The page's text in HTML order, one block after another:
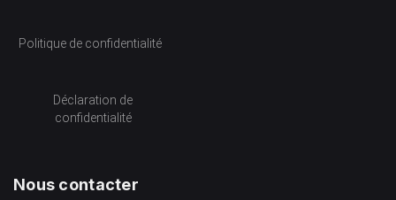
Politique de confidentialité
Déclaration de
confidentialité
Nous contacter